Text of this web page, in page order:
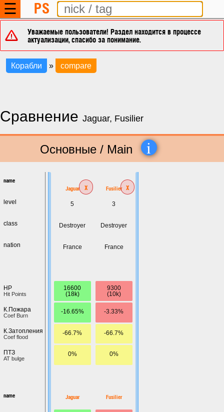
☰ PS
Уважаемые пользователи! Раздел находится в процессе
актуализации, спасибо за понимание.
Корабли » compare
Сравнение Jaguar, Fusilier
Основные / Main i
name
level
class
nation
HP
Hit Points
К.Пожара
Coef Burn
К.Затопления
Coef flood
ПТЗ
AT bulge
name
Jaguar x
5
Destroyer
France
16600
(18k)
-16.65%
-66.7%
0%
Jaguar
Fusilier x
3
Destroyer
France
9300
(10k)
-3.33%
-66.7%
0%
Fusilier